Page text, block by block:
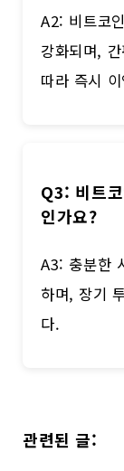
A2: 비트코
강화되며,
따라 즉시
Q3: 비트
인가요?
A3: 충분한
하며, 장기
다.
관련된 글: